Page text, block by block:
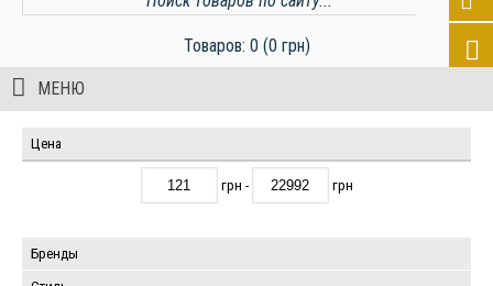
Товаров: 0 (0 грн)
МЕНЮ
Цена
грн - грн
Бренды